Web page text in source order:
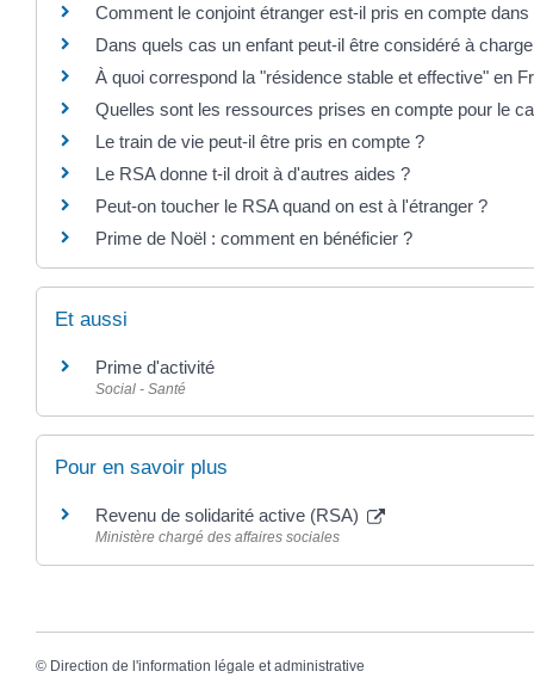
Comment le conjoint étranger est-il pris en compte
Dans quels cas un enfant peut-il être considéré à
À quoi correspond la "résidence stable et effective" en
Quelles sont les ressources prises en compte pour le
Le train de vie peut-il être pris en compte ?
Le RSA donne t-il droit à d'autres aides ?
Peut-on toucher le RSA quand on est à l'étranger ?
Prime de Noël : comment en bénéficier ?
Et aussi
Prime d'activité
Social - Santé
Pour en savoir plus
Revenu de solidarité active (RSA)
Ministère chargé des affaires sociales
© Direction de l'information légale et administrative